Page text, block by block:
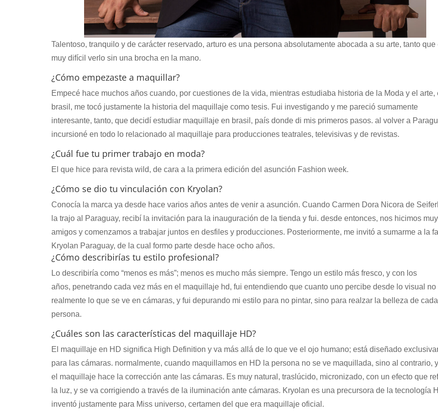
Talentoso, tranquilo y de carácter reservado, arturo es una persona absolutamente abocada a su arte, tanto que
muy difícil verlo sin una brocha en la mano.
¿Cómo empezaste a maquillar?
Empecé hace muchos años cuando, por cuestiones de la vida, mientras estudiaba historia de la Moda y el arte,
brasil, me tocó justamente la historia del maquillaje como tesis. Fui investigando y me pareció sumamente
interesante, tanto, que decidí estudiar maquillaje en brasil, país donde di mis primeros pasos. al volver a
incursioné en todo lo relacionado al maquillaje para producciones teatrales, televisivas y de revistas.
¿Cuál fue tu primer trabajo en moda?
El que hice para revista wild, de cara a la primera edición del asunción Fashion week.
¿Cómo se dio tu vinculación con Kryolan?
Conocía la marca ya desde hace varios años antes de venir a asunción. Cuando Carmen Dora Nicora de
la trajo al Paraguay, recibí la invitación para la inauguración de la tienda y fui. desde entonces, nos hicimos muy
amigos y comenzamos a trabajar juntos en desfiles y producciones. Posteriormente, me invitó a sumarme a la
Kryolan Paraguay, de la cual formo parte desde hace ocho años.
¿Cómo describirías tu estilo profesional?
Lo describiría como “menos es más”; menos es mucho más siempre. Tengo un estilo más fresco, y con los
años, penetrando cada vez más en el maquillaje hd, fui entendiendo que cuanto uno percibe desde lo visual no
realmente lo que se ve en cámaras, y fui depurando mi estilo para no pintar, sino para realzar la belleza de cada
persona.
¿Cuáles son las características del maquillaje HD?
El maquillaje en HD significa High Definition y va más allá de lo que ve el ojo humano; está diseñado
para las cámaras. normalmente, cuando maquillamos en HD la persona no se ve maquillada, sino al contrario,
el maquillaje hace la corrección ante las cámaras. Es muy natural, traslúcido, micronizado, con un efecto que
la luz, y se va corrigiendo a través de la iluminación ante cámaras. Kryolan es una precursora de la tecnología
inventó justamente para Miss universo, certamen del que era maquillaje oficial.